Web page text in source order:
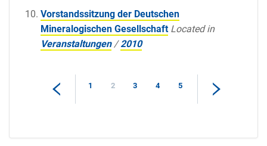
Vorstandssitzung der Deutschen
Mineralogischen Gesellschaft Located in
Veranstaltungen /2010
1 2 3 4 5